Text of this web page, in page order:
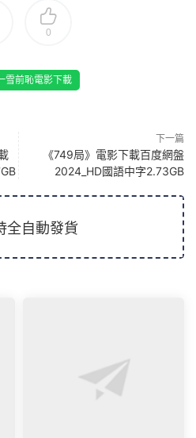
0
雪前恥電影下載
下一篇
《749局》電影下載百度網盤
2024_HD國語中字2.73GB
全自動發貨